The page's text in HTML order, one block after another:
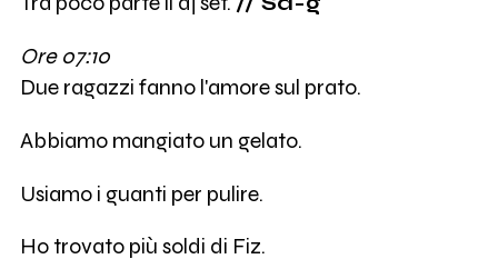
Ore 07:10
Due ragazzi fanno l'amore sul prato.
Abbiamo mangiato un gelato.
Usiamo i guanti per pulire.
Ho trovato più soldi di Fiz.